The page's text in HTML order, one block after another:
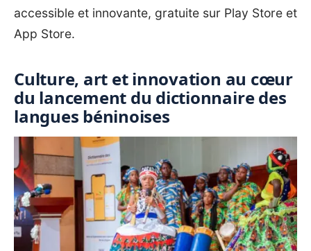
accessible et innovante, gratuite sur Play Store et
App Store.
‎Culture, art et innovation au cœur
du lancement du dictionnaire des
langues béninoises